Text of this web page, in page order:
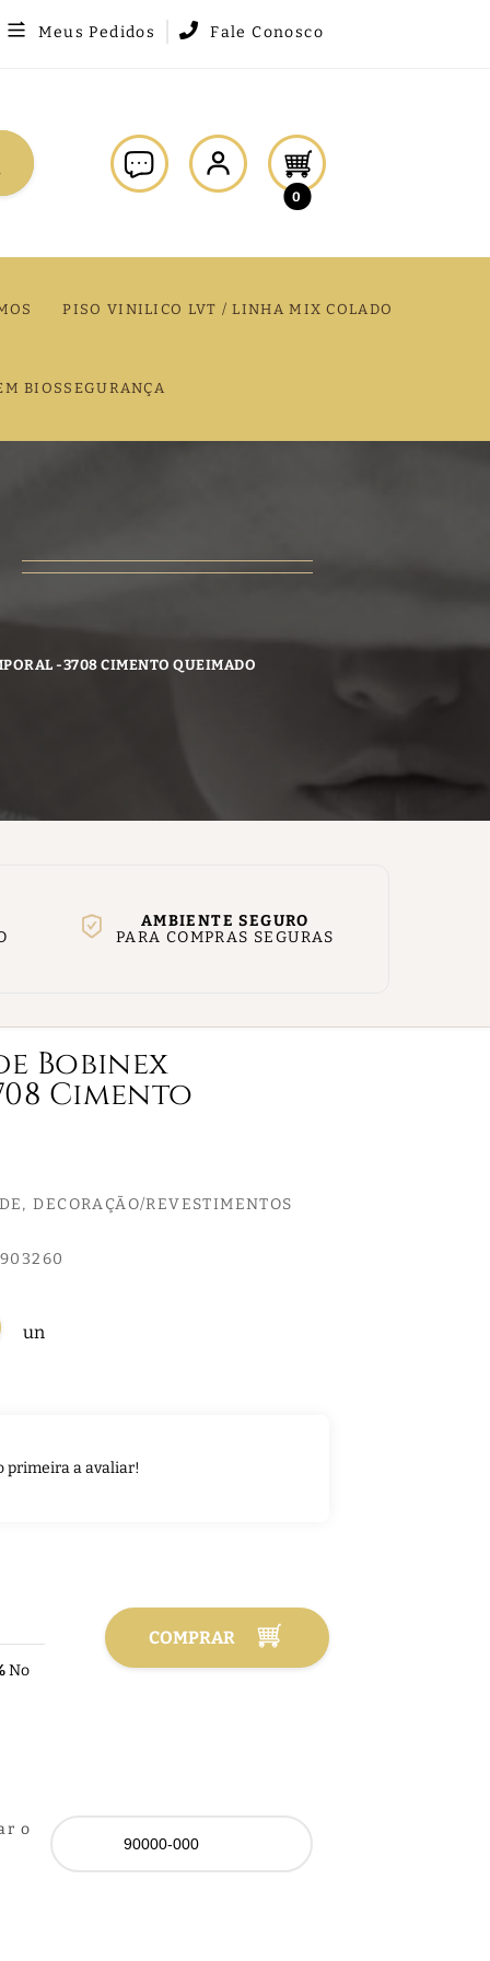
Meus Pedidos Fale Conosco
0
PISO VINILICO LVT / LINHA MIX COLADO
BIOSSEGURANÇA
-3708 CIMENTO QUEIMADO
AMBIENTE SEGURO
PARA COMPRAS SEGURAS
Bobinex
Cimento
DECORAÇÃO/REVESTIMENTOS
primeira a avaliar!
un
No
COMPRAR
o